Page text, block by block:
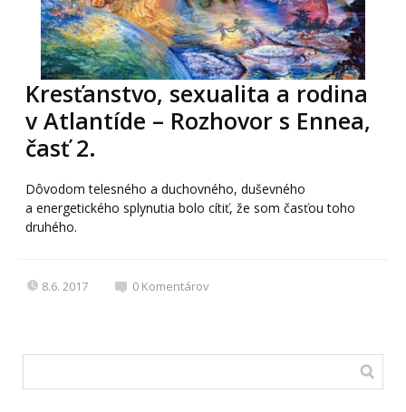
Kresťanstvo, sexualita a rodina
v Atlantíde – Rozhovor s Ennea,
časť 2.
Dôvodom telesného a duchovného, duševného
a energetického splynutia bolo cítiť, že som časťou toho
druhého.
8.6. 2017 0 Komentárov